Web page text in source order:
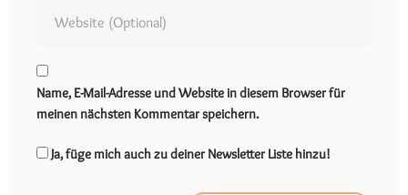
Name, E-Mail-Adresse und Website in diesem Browser für
meinen nächsten Kommentar speichern.
Ja, füge mich auch zu deiner Newsletter Liste hinzu!